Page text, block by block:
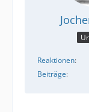
Reaktionen
Beiträge